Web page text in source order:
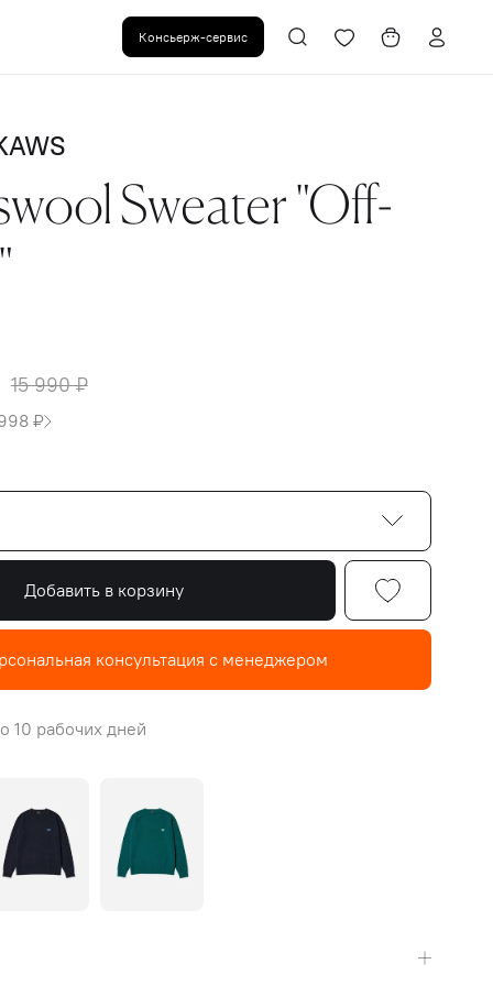
Консьерж-сервис
Sweater "Off-
15 990 ₽
₽
Добавить в корзину
консультация с менеджером
10 рабочих дней